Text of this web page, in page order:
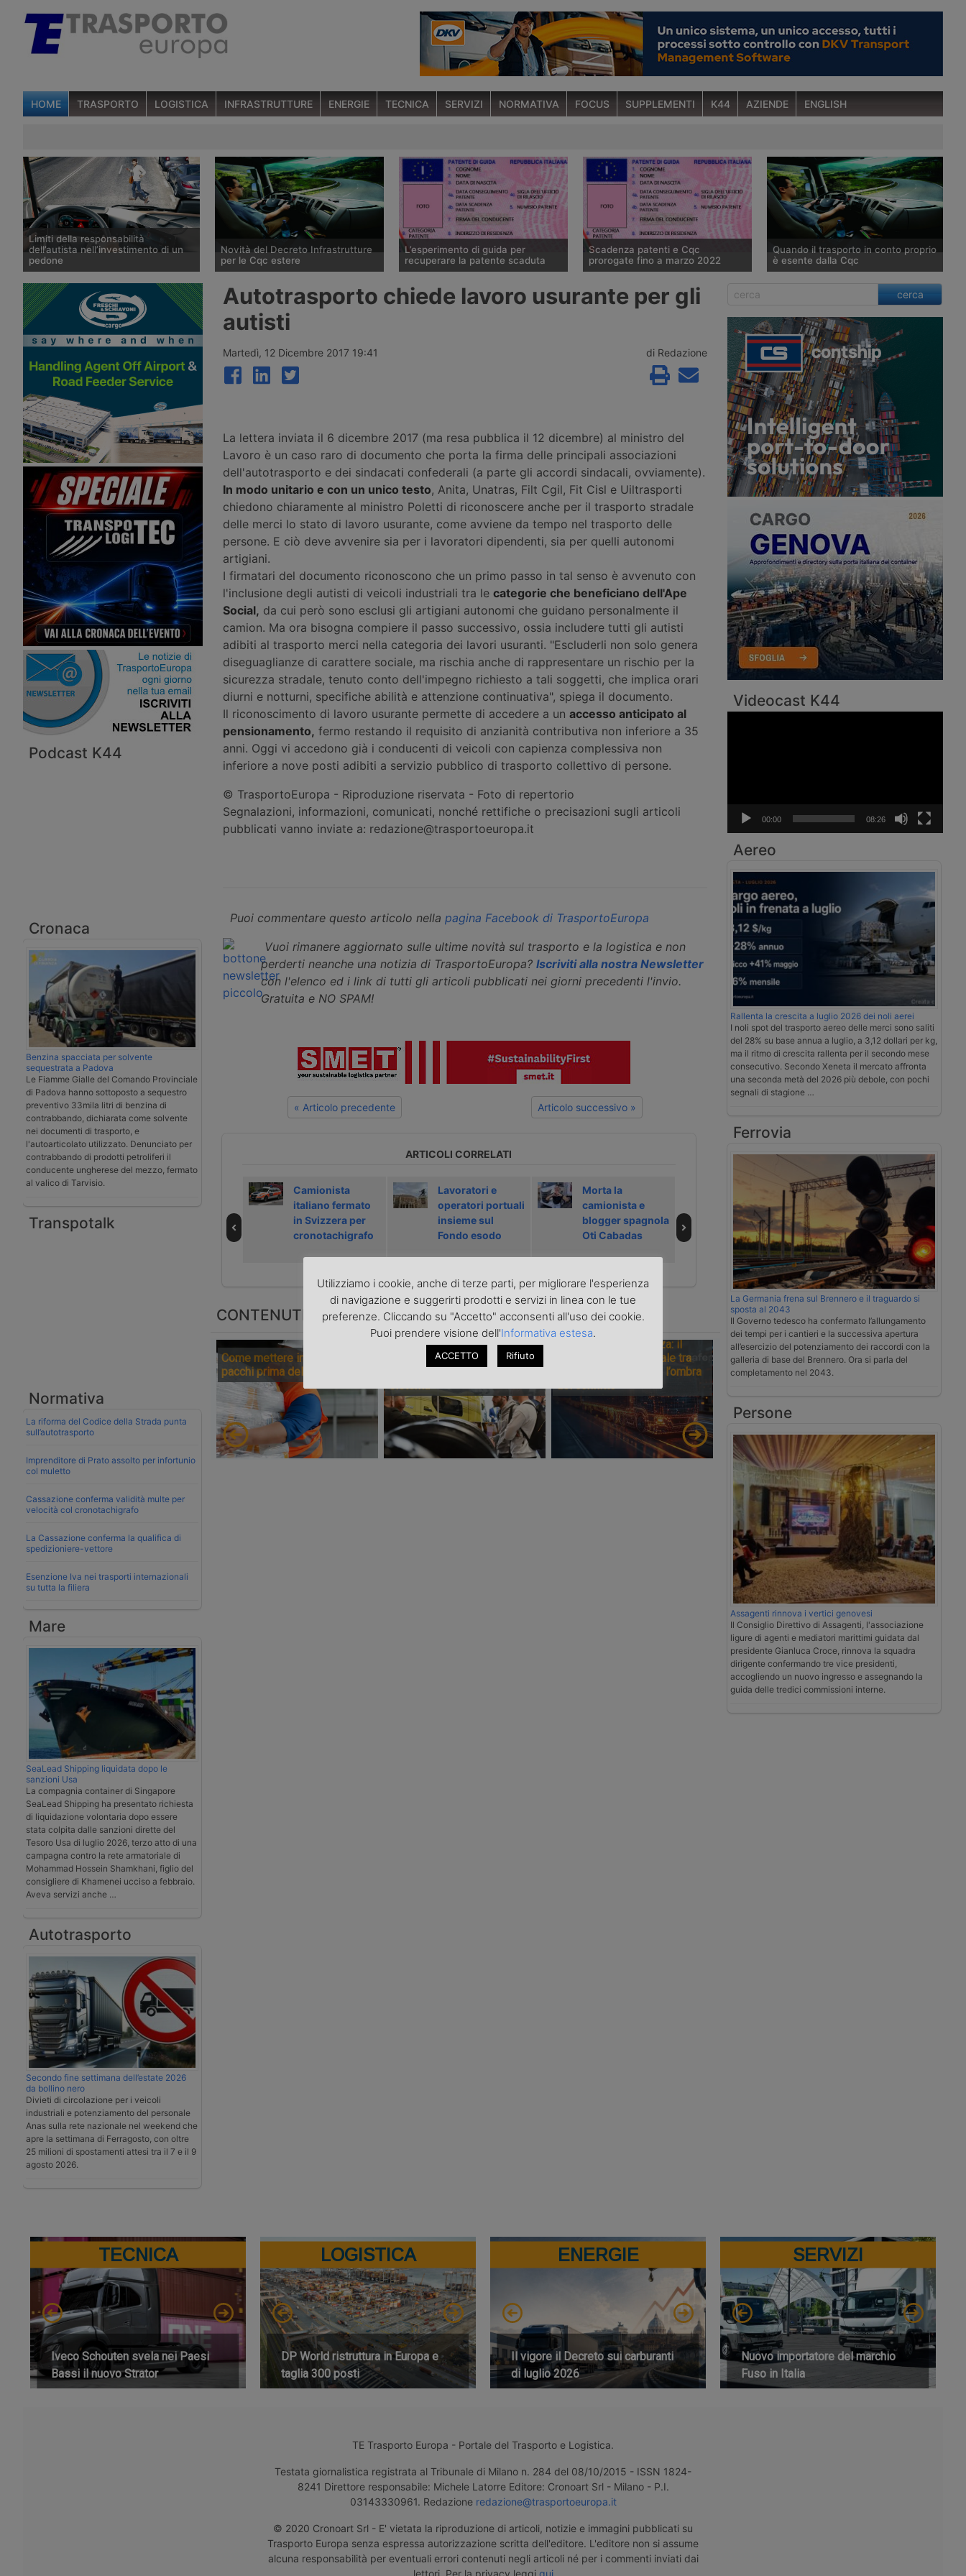
HOME TRASPORTO LOGISTICA INFRASTRUTTURE ENERGIE TECNICA SERVIZI NORMATIVA FOCUS SUPPLEMENTI K44 AZIENDE ENGLISH
Limiti della responsabilità
dell’autista nell’investimento di un
pedone
Una sentenza della Cassazione ha
esonerato un conducente dalla
responsabilità dell’investimento di un
pedone che ha attraversato la strada
sulle strisce perché il suo
comportamento era stato
imprevedibile e anomalo.
Novità del Decreto Infrastrutture
per le Cqc estere
settembre 2021 (battezzato
Infrastrutture) contiene una novità
sul riconoscimento delle Carte di
rilasciate all’estero.
L’esperimento di guida per
recuperare la patente scaduta
(ex Trasporti) chiarisce come
Scadenza patenti e Cqc
prorogate fino a marzo 2022
stabilito un nuovo rinvio per le
patenti e le Carte di qualificazione
luglio al 31 dicembre 2021, sempre
a causa della pandemia di Covid-19.
La nuova scadenza è il 31 marzo del
Quando il trasporto in conto proprio
è esente dalla Cqc
Il ministero dell’Interno ha chiarito le
deroghe alla Carta di qualificazione
dell’autotrasporto in conto proprio,
precisando anche quale
documentazione presentare durante
un controllo su strada nel caso in cui
si applicano.
Podcast K44
Cronaca
Benzina spacciata per solvente
sequestrata a Padova
Le Fiamme Gialle del Comando Provinciale
di Padova hanno sottoposto a sequestro
preventivo 33mila litri di benzina di
contrabbando, dichiarata come solvente
nei documenti di trasporto, e
l'autoarticolato utilizzato. Denunciato per
contrabbando di prodotti petroliferi il
conducente ungherese del mezzo, fermato
al valico di Tarvisio.
Transpotalk
Normativa
La riforma del Codice della Strada punta
sull’autotrasporto
Imprenditore di Prato assolto per infortunio
col muletto
Cassazione conferma validità multe per
velocità col cronotachigrafo
La Cassazione conferma la qualifica di
spedizioniere-vettore
Esenzione Iva nei trasporti internazionali
su tutta la filiera
Mare
SeaLead Shipping liquidata dopo le
sanzioni Usa
La compagnia container di Singapore
SeaLead Shipping ha presentato richiesta
di liquidazione volontaria dopo essere
stata colpita dalle sanzioni dirette del
Tesoro Usa di luglio 2026, terzo atto di una
campagna contro la rete armatoriale di
Mohammad Hossein Shamkhani, figlio del
consigliere di Khamenei ucciso a febbraio.
Aveva servizi anche …
Autotrasporto
Secondo fine settimana dell’estate 2026
da bollino nero
Divieti di circolazione per i veicoli
industriali e potenziamento del personale
Anas sulla rete nazionale nel weekend che
apre la settimana di Ferragosto, con oltre
25 milioni di spostamenti attesi tra il 7 e il 9
agosto 2026.
Autotrasporto chiede lavoro usurante per gli
autisti
Martedì, 12 Dicembre 2017 19:41 di Redazione
La lettera inviata il 6 dicembre 2017 (ma resa pubblica il 12 dicembre) al ministro del
Lavoro è un caso raro di documento che porta la firma delle principali associazioni
dell'autotrasporto e dei sindacati confederali (a parte gli accordi sindacali, ovviamente).
In modo unitario e con un unico testo, Anita, Unatras, Filt Cgil, Fit Cisl e Uiltrasporti
chiedono chiaramente al ministro Poletti di riconoscere anche per il trasporto stradale
delle merci lo stato di lavoro usurante, come avviene da tempo nel trasporto delle
persone. E ciò deve avvenire sia per i lavoratori dipendenti, sia per quelli autonomi
artigiani.
I firmatari del documento riconoscono che un primo passo in tal senso è avvenuto con
l'inclusione degli autisti di veicoli industriali tra le categorie che beneficiano dell'Ape
Social, da cui però sono esclusi gli artigiani autonomi che guidano personalmente il
camion. Ma ora bisogna compiere il passo successivo, ossia includere tutti gli autisti
adibiti al trasporto merci nella categoria dei lavori usuranti. "Escluderli non solo genera
diseguaglianze di carattere sociale, ma rischia anche di rappresentare un rischio per la
sicurezza stradale, tenuto conto dell'impegno richiesto a tali soggetti, che implica orari
diurni e notturni, specifiche abilità e attenzione continuativa", spiega il documento.
Il riconoscimento di lavoro usurante permette di accedere a un accesso anticipato al
pensionamento, fermo restando il requisito di anzianità contributiva non inferiore a 35
anni. Oggi vi accedono già i conducenti di veicoli con capienza complessiva non
inferiore a nove posti adibiti a servizio pubblico di trasporto collettivo di persone.
© TrasportoEuropa - Riproduzione riservata - Foto di repertorio
Segnalazioni, informazioni, comunicati, nonché rettifiche o precisazioni sugli articoli
pubblicati vanno inviate a: redazione@trasportoeuropa.it
Puoi commentare questo articolo nella pagina Facebook di TrasportoEuropa
Vuoi rimanere aggiornato sulle ultime novità sul trasporto e la logistica e non
perderti neanche una notizia di TrasportoEuropa? Iscriviti alla nostra Newsletter
con l'elenco ed i link di tutti gli articoli pubblicati nei giorni precedenti l'invio.
Gratuita e NO SPAM!
« Articolo precedente Articolo successivo »
ARTICOLI CORRELATI
Sindacati
riconoscimento
Camionista
italiano fermato
in Svizzera per
cronotachigrafo
Lavoratori e
operatori portuali
insieme sul
Fondo esodo
Morta la
camionista e
blogger spagnola
Oti Cabadas
Fenadismer
chiede pensione
a 55 anni per
camionisti
autonomi
Un disegno di
Legge sulla guida
usurante dei
camionisti
CONTENUTI SPONSORIZZATI
Come mettere in sicurezza i
pacchi prima della spedizione
Transpotec Logitec 2026: a
Fiera Milano la filiera del
trasporto e della logistica fa
Il costo dell’incertezza: il
trasporto internazionale tra
scarsità di capacità e l’ombra
cerca
Videocast K44
00:00 08:26
Aereo
Rallenta la crescita a luglio 2026 dei noli aerei
I noli spot del trasporto aereo delle merci sono saliti
del 28% su base annua a luglio, a 3,12 dollari per kg,
ma il ritmo di crescita rallenta per il secondo mese
consecutivo. Secondo Xeneta il mercato affronta
una seconda metà del 2026 più debole, con pochi
segnali di stagione …
Ferrovia
La Germania frena sul Brennero e il traguardo si
sposta al 2043
Il Governo tedesco ha confermato l’allungamento
dei tempi per i cantieri e la successiva apertura
all’esercizio del potenziamento dei raccordi con la
galleria di base del Brennero. Ora si parla del
completamento nel 2043.
Persone
Assagenti rinnova i vertici genovesi
Il Consiglio Direttivo di Assagenti, l'associazione
ligure di agenti e mediatori marittimi guidata dal
presidente Gianluca Croce, rinnova la squadra
dirigente confermando tre vice presidenti,
accogliendo un nuovo ingresso e assegnando la
guida delle tredici commissioni interne.
TECNICA
Iveco Schouten svela nei Paesi
Bassi il nuovo Strator
LOGISTICA
DP World ristruttura in Europa e
taglia 300 posti
ENERGIE
Il vigore il Decreto sui carburanti
di luglio 2026
SERVIZI
Nuovo importatore del marchio
Fuso in Italia
TE Trasporto Europa - Portale del Trasporto e Logistica.
Testata giornalistica registrata al Tribunale di Milano n. 284 del 08/10/2015 - ISSN 1824-
8241 Direttore responsabile: Michele Latorre Editore: Cronoart Srl - Milano - P.I.
03143330961. Redazione redazione@trasportoeuropa.it
© 2020 Cronoart Srl - E' vietata la riproduzione di articoli, notizie e immagini pubblicati su
Trasporto Europa senza espressa autorizzazione scritta dell'editore. L'editore non si assume
alcuna responsabilità per eventuali errori contenuti negli articoli né per i commenti inviati dai
lettori. Per la privacy leggi qui
Utilizziamo i cookie, anche di terze parti, per migliorare l'esperienza
di navigazione e suggerirti prodotti e servizi in linea con le tue
preferenze. Cliccando su "Accetto" acconsenti all'uso dei cookie.
Puoi prendere visione dell'Informativa estesa.
ACCETTO Rifiuto